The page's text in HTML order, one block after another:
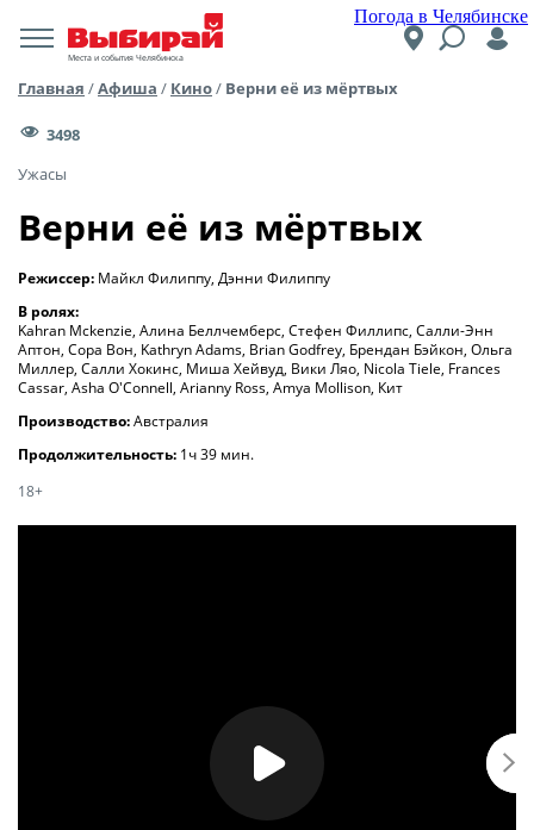
Погода в Челябинске
Места и события Челябинска
Главная /Афиша / Кино/ Верни её из мёртвых
3498
Ужасы
Верни её из мёртвых
Режиссер: Майкл Филиппу, Дэнни Филиппу
В ролях:
Kahran Mckenzie, Алина Беллчемберс, Стефен Филлипс, Салли-Энн
Аптон, Сора Вон, Kathryn Adams, Brian Godfrey, Брендан Бэйкон, Ольга
Миллер, Салли Хокинс, Миша Хейвуд, Вики Ляо, Nicola Tiele, Frances
Cassar, Asha O'Connell, Arianny Ross, Amya Mollison, Кит
Производство:Австралия
Продолжительность: 1ч 39 мин.
18+